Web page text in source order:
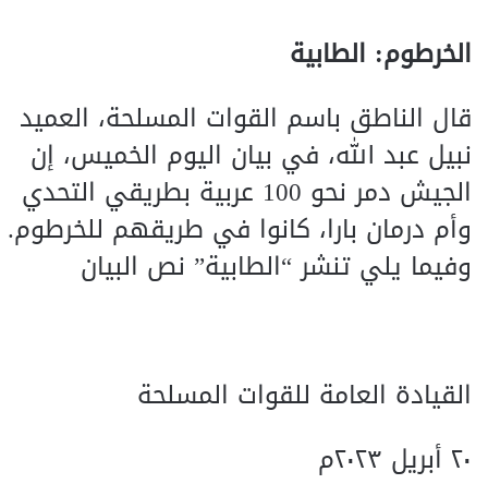
الخرطوم: الطابية
قال الناطق باسم القوات المسلحة، العميد
نبيل عبد الله، في بيان اليوم الخميس، إن
الجيش دمر نحو 100 عربية بطريقي التحدي
وأم درمان بارا، كانوا في طريقهم للخرطوم.
وفيما يلي تنشر “الطابية” نص البيان
القيادة العامة للقوات المسلحة
٢٠ أبريل ٢٠٢٣م